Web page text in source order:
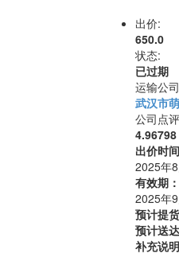
出价:
650.0
状态:
已过期
运输公
武汉市
公司点
4.96798
出价时
2025年
有效期：
2025年
预计提
预计送
补充说